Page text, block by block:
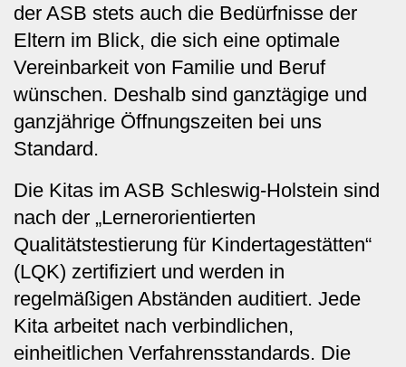
der ASB stets auch die Bedürfnisse der
Eltern im Blick, die sich eine optimale
Vereinbarkeit von Familie und Beruf
wünschen. Deshalb sind ganztägige und
ganzjährige Öffnungszeiten bei uns
Standard.
Die Kitas im ASB Schleswig-Holstein sind
nach der „Lernerorientierten
Qualitätstestierung für Kindertagestätten“
(LQK) zertifiziert und werden in
regelmäßigen Abständen auditiert. Jede
Kita arbeitet nach verbindlichen,
einheitlichen Verfahrensstandards. Die